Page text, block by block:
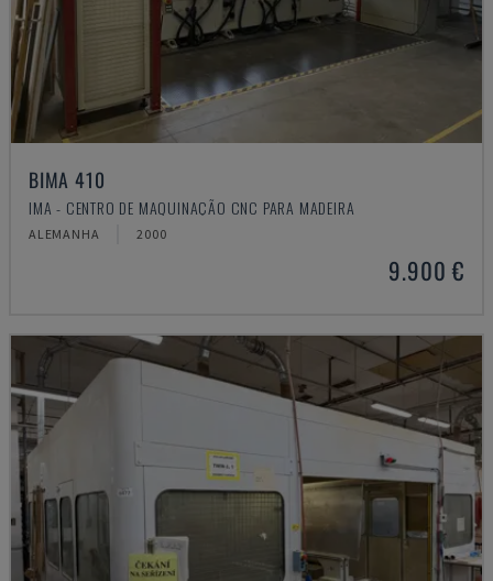
BIMA 410
IMA - CENTRO DE MAQUINAÇÃO CNC PARA MADEIRA
ALEMANHA 2000
9.900 €